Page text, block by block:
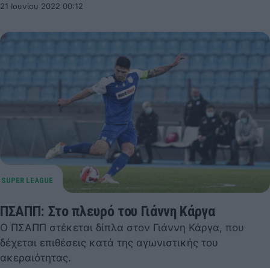
21 Ιουνίου 2022 00:12
ΠΣΑΠΠ: Στο πλευρό του Γιάννη Κάργα
Ο ΠΣΑΠΠ στέκεται δίπλα στον Γιάννη Κάργα, που
δέχεται επιθέσεις κατά της αγωνιστικής του
ακεραιότητας.